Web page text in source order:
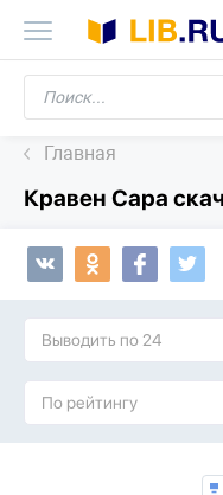
Главная
Кравен Сара
Выводить по 24
По рейтингу